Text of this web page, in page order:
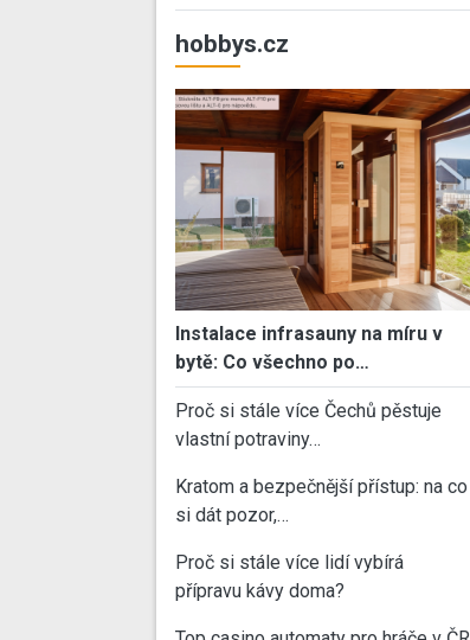
hobbys.cz
Instalace infrasauny na míru v
bytě: Co všechno po…
Proč si stále více Čechů pěstuje
vlastní potraviny…
Kratom a bezpečnější přístup: na co
si dát pozor,…
Proč si stále více lidí vybírá
přípravu kávy doma?